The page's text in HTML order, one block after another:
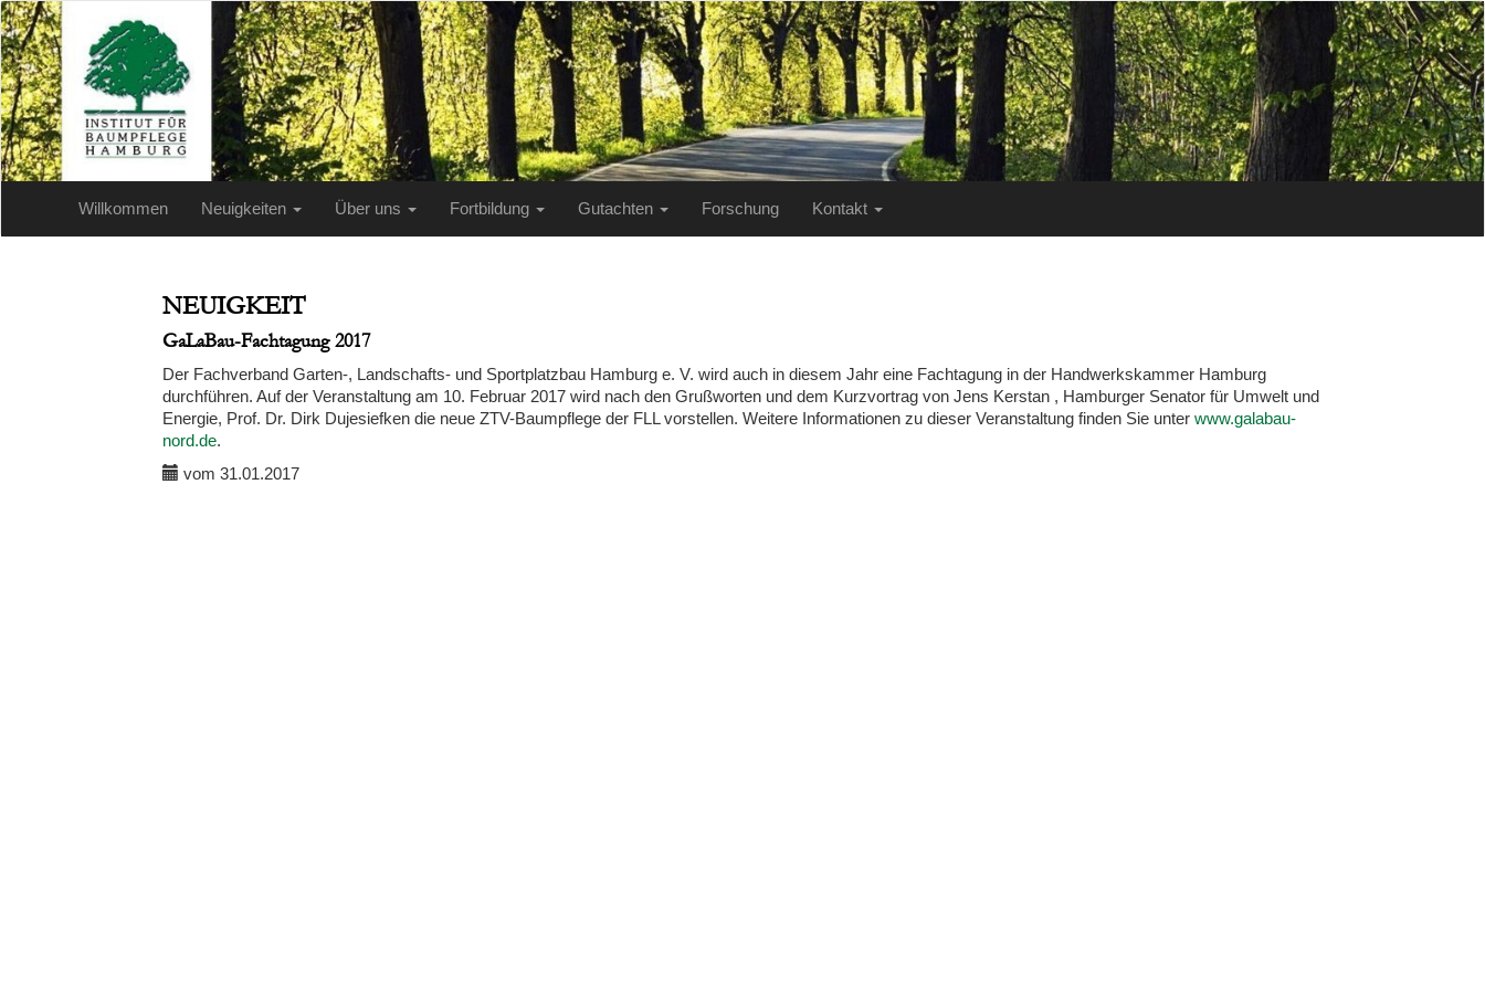
Willkommen Neuigkeiten Über uns Fortbildung Gutachten Forschung Kontakt
NEUIGKEIT
GaLaBau-Fachtagung 2017
Der Fachverband Garten-, Landschafts- und Sportplatzbau Hamburg e. V. wird auch in diesem Jahr eine Fachtagung in der Handwerkskammer Hamburg
durchführen. Auf der Veranstaltung am 10. Februar 2017 wird nach den Grußworten und dem Kurzvortrag von Jens Kerstan , Hamburger Senator für Umwelt und
Energie, Prof. Dr. Dirk Dujesiefken die neue ZTV-Baumpflege der FLL vorstellen. Weitere Informationen zu dieser Veranstaltung finden Sie unter www.galabau-
nord.de.
vom 31.01.2017